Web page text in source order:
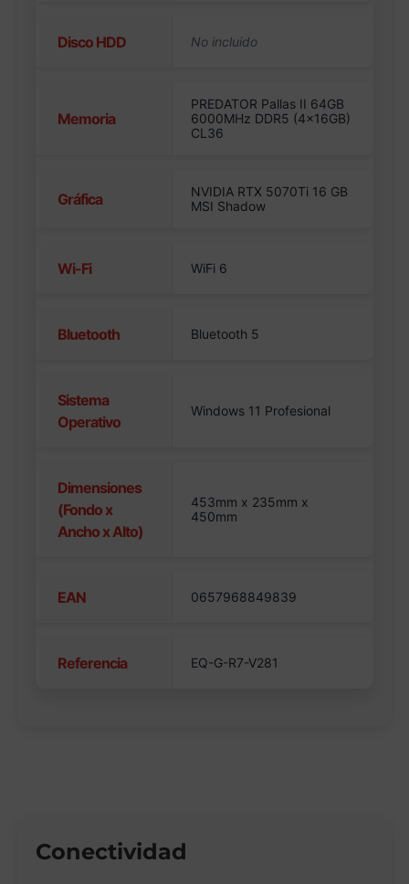
Disco HDD
Memoria
PREDATOR Pallas II 64GB
6000MHz DDR5 (4x16GB)
CL36
Gráfica
NVIDIA RTX 5070Ti 16 GB
MSI Shadow
Wi-Fi WiFi 6
Bluetooth Bluetooth 5
Sistema
Operativo
Windows 11 Profesional
Dimensiones
(Fondo x
Ancho x Alto)
453mm x 235mm x
450mm
EAN 0657968849839
Referencia EQ-G-R7-V281
Conectividad